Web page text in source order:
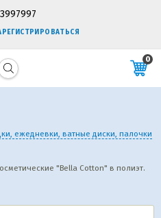
0
ежедневки, ватные диски, палочки
"Bella Cotton" в полиэт.